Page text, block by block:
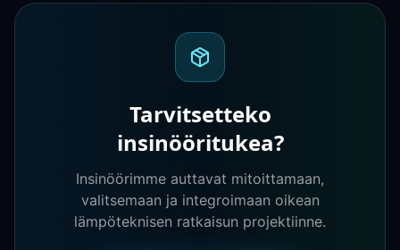
Tarvitsetteko
insinööritukea?
Insinöörimme auttavat mitoittamaan,
valitsemaan ja integroimaan oikean
lämpöteknisen ratkaisun projektiinne.